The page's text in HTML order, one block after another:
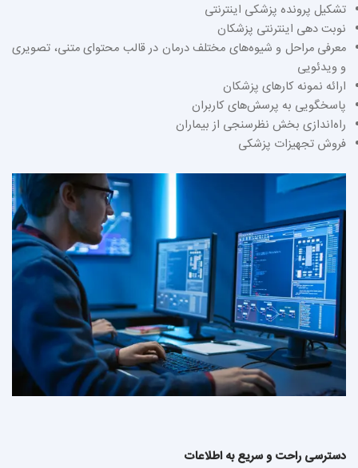
تشکیل پرونده پزشکی اینترنتی
نوبت دهی اینترنتی پزشکان
معرفی مراحل و شیوه‌های مختلف درمان در قالب محتوای متنی، تصویری
و ویدئویی
ارائه نمونه کارهای پزشکان
پاسخگویی به پرسش‌های کاربران
راه‌اندازی بخش نظرسنجی از بیماران
فروش تجهیزات پزشکی
دسترسی راحت و سریع به اطلاعات